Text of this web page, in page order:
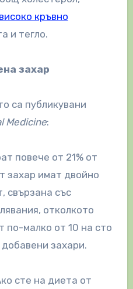
високо кръвно
и тегло.
захар
са публикувани
Medicine:
повече от 21% от
захар имат двойно
свързана със
отколкото
по-малко от 10 на сто
захари.
сте на диета от